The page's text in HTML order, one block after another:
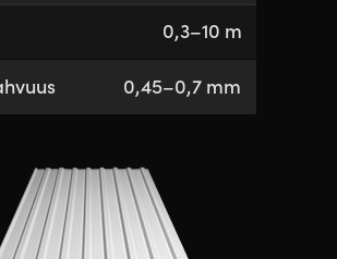
0,3–10 m
0,45–0,7 mm